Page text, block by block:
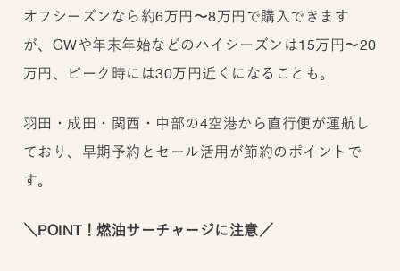
オフシーズンなら約6万円〜8万円で購入できます
が、GWや年末年始などのハイシーズンは15万円〜20
万円、ピーク時には30万円近くになることも。
羽田・成田・関西・中部の4空港から直行便が運航し
ており、早期予約とセール活用が節約のポイントで
す。
＼POINT！燃油サーチャージに注意／